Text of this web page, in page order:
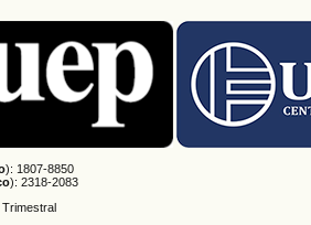
): 1807-8850
):2318-2083
Trimestral